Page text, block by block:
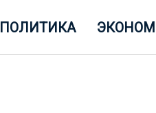
ПОЛИТИКА